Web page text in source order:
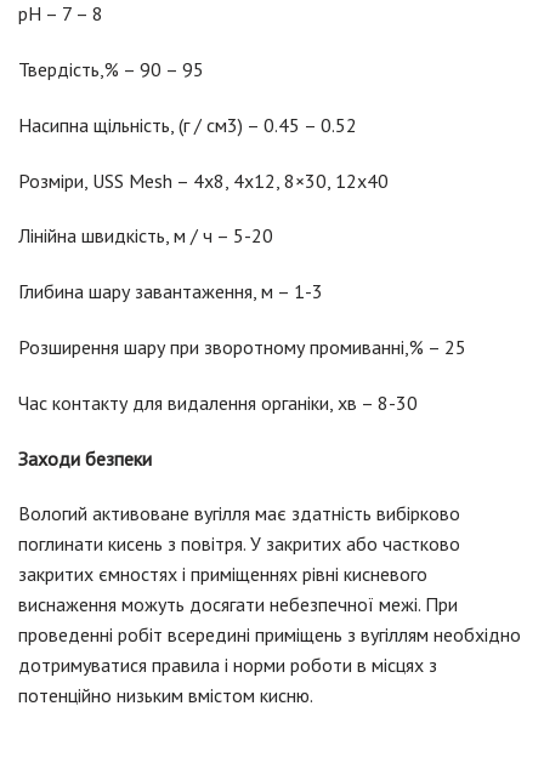
pH – 7 – 8
Твердість,% – 90 – 95
Насипна щільність, (г / см3) – 0.45 – 0.52
Розміри, USS Mesh – 4х8, 4х12, 8×30, 12х40
Лінійна швидкість, м / ч – 5-20
Глибина шару завантаження, м – 1-3
Розширення шару при зворотному промиванні,% – 25
Час контакту для видалення органіки, хв – 8-30
Заходи безпеки
Вологий активоване вугілля має здатність вибірково
поглинати кисень з повітря. У закритих або частково
закритих ємностях і приміщеннях рівні кисневого
виснаження можуть досягати небезпечної межі. При
проведенні робіт всередині приміщень з вугіллям необхідно
дотримуватися правила і норми роботи в місцях з
потенційно низьким вмістом кисню.